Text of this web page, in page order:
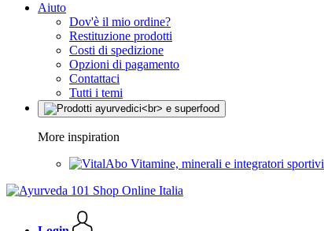
Aiuto
Dov'è il mio ordine?
Restituzione prodotti
Costi di spedizione
Opzioni di pagamento
Contattaci
Tutti i temi
More inspiration
Vitamine, minerali e integratori sportivi